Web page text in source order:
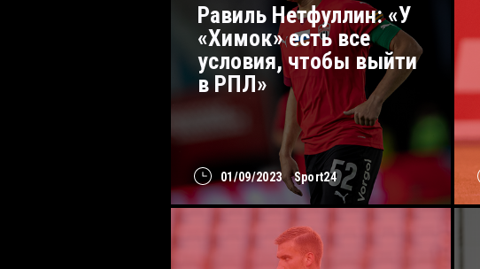
01/09/2023 Sport24
Равиль Нетфуллин: «У
«Химок» есть все
условия, чтобы выйти
в РПЛ»